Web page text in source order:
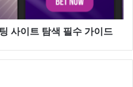
사이트 탐색 필수 가이드